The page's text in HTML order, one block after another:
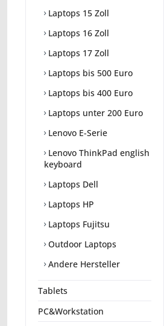
Laptops 15 Zoll
Laptops 16 Zoll
Laptops 17 Zoll
Laptops bis 500 Euro
Laptops bis 400 Euro
Laptops unter 200 Euro
Lenovo E-Serie
Lenovo ThinkPad english
keyboard
Laptops Dell
Laptops HP
Laptops Fujitsu
Outdoor Laptops
Andere Hersteller
Tablets
PC&Workstation